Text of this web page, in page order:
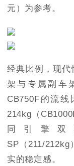
元）为参考。
经典比例，现代
架与专属副车
CB750F的流
214kg（
同引擎双
SP（211/212kg
实的稳定感。